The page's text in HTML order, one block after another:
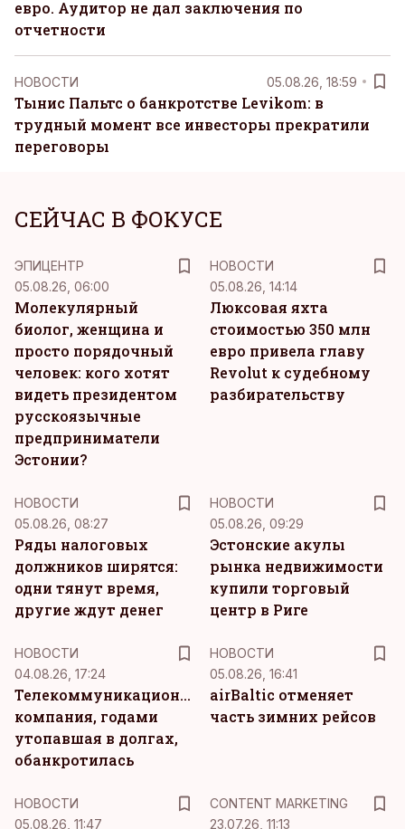
евро. Аудитор не дал заключения по
отчетности
НОВОСТИ 05.08.26, 18:59
Тынис Пальтс о банкротстве Levikom: в
трудный момент все инвесторы прекратили
переговоры
СЕЙЧАС В ФОКУСЕ
ЭПИЦЕНТР
05.08.26, 06:00
Молекулярный
биолог, женщина и
просто порядочный
человек: кого хотят
видеть президентом
русскоязычные
предприниматели
Эстонии?
НОВОСТИ
05.08.26, 14:14
Люксовая яхта
стоимостью 350 млн
евро привела главу
Revolut к судебному
разбирательству
НОВОСТИ
05.08.26, 08:27
Ряды налоговых
должников ширятся:
одни тянут время,
другие ждут денег
НОВОСТИ
05.08.26, 09:29
Эстонские акулы
рынка недвижимости
купили торговый
центр в Риге
НОВОСТИ
04.08.26, 17:24
Телекоммуникационная
компания, годами
утопавшая в долгах,
обанкротилась
НОВОСТИ
05.08.26, 16:41
airBaltic отменяет
часть зимних рейсов
НОВОСТИ
05.08.26, 11:47
CONTENT MARKETING
23.07.26, 11:13